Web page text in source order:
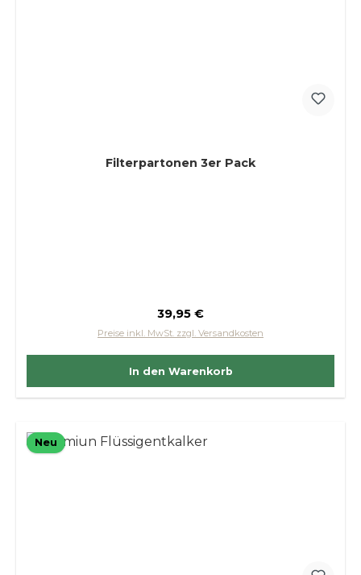
Filterpartonen 3er Pack
Regulärer Preis:
39,95 €
Preise inkl. MwSt. zzgl. Versandkosten
In den Warenkorb
Neu